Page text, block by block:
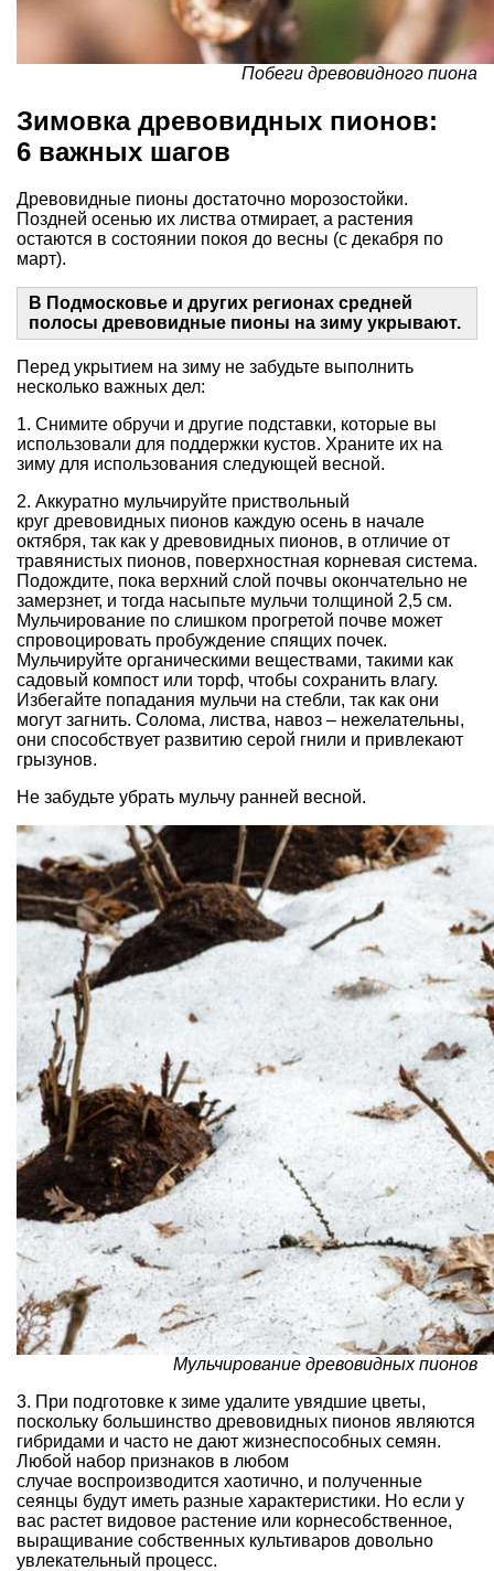
Побеги древовидного пиона
Зимовка древовидных пионов:
6 важных шагов
Древовидные пионы достаточно морозостойки.
Поздней осенью их листва отмирает, а растения
остаются в состоянии покоя до весны (с декабря по
март).
В Подмосковье и других регионах средней
полосы древовидные пионы на зиму укрывают.
Перед укрытием на зиму не забудьте выполнить
несколько важных дел:
1. Снимите обручи и другие подставки, которые вы
использовали для поддержки кустов. Храните их на
зиму для использования следующей весной.
2. Аккуратно мульчируйте приствольный
круг древовидных пионов каждую осень в начале
октября, так как у древовидных пионов, в отличие от
травянистых пионов, поверхностная корневая система.
Подождите, пока верхний слой почвы окончательно не
замерзнет, и тогда насыпьте мульчи толщиной 2,5 см.
Мульчирование по слишком прогретой почве может
спровоцировать пробуждение спящих почек.
Мульчируйте органическими веществами, такими как
садовый компост или торф, чтобы сохранить влагу.
Избегайте попадания мульчи на стебли, так как они
могут загнить. Солома, листва, навоз – нежелательны,
они способствует развитию серой гнили и привлекают
грызунов.
Не забудьте убрать мульчу ранней весной.
Мульчирование древовидных пионов
3. При подготовке к зиме удалите увядшие цветы,
поскольку большинство древовидных пионов являются
гибридами и часто не дают жизнеспособных семян.
Любой набор признаков в любом
случае воспроизводится хаотично, и полученные
сеянцы будут иметь разные характеристики. Но если у
вас растет видовое растение или корнесобственное,
выращивание собственных культиваров довольно
увлекательный процесс.